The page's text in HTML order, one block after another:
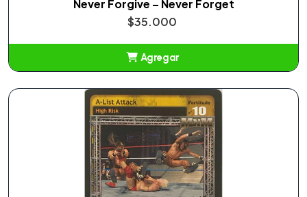
Never Forgive – Never Forget
$35.000
Agregar